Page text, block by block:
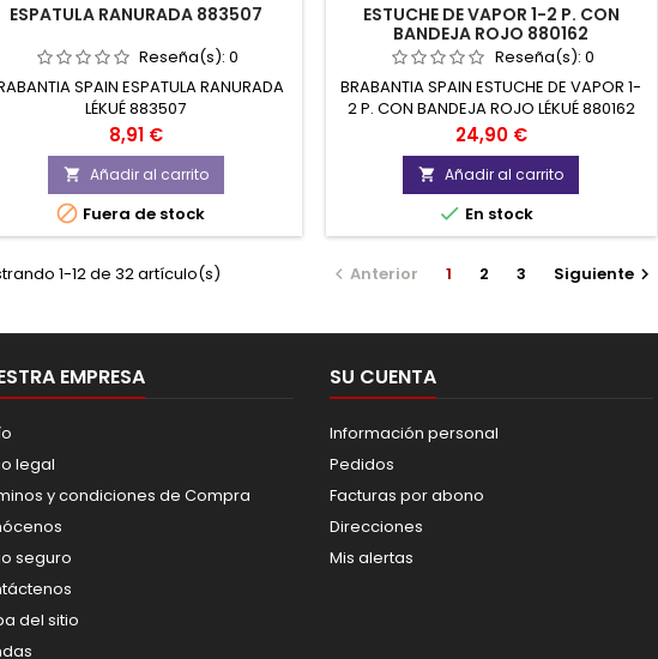
ESPATULA RANURADA 883507
Reseña(s):0
SPAIN ESPATULA RANURADA
LÉKUÉ 883507
Precio
8,91 €
 Añadir al carrito
 Fuera de stock
ESTUCHE DE VAPOR 1-2 P. CON
BANDEJA ROJO 880162
Reseña(s): 0
BRABANTIA SPAIN ESTUCHE DE VAPOR 1-
2 P. CON BANDEJA ROJO LÉKUÉ 880162
Precio
24,90 €
 Añadir al carrito
 En stock
1-12 de 32 artículo(s)  Anterior 1 2 3 Siguiente
EMPRESA
legal
y condiciones de Compra
seguro
del sitio
SU CUENTA
Información personal
Pedidos
Facturas por abono
Direcciones
Mis alertas